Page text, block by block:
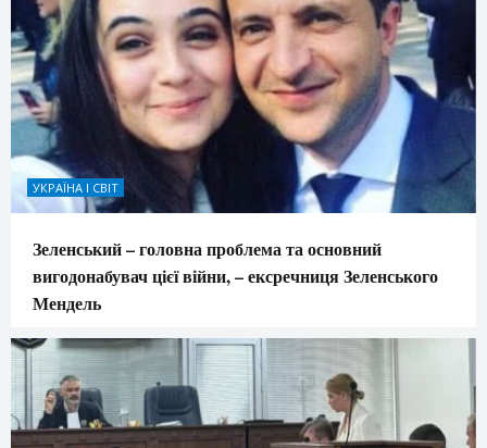
УКРАЇНА І СВІТ
Зеленський – головна проблема та основний
вигодонабувач цієї війни, – ексречниця Зеленського
Мендель